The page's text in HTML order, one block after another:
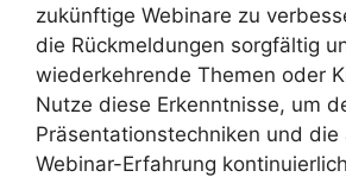
zukünftige Webinare zu
die Rückmeldungen sorgfältig
wiederkehrende Themen oder
Nutze diese Erkenntnisse, um
Präsentationstechniken und die
Webinar-Erfahrung